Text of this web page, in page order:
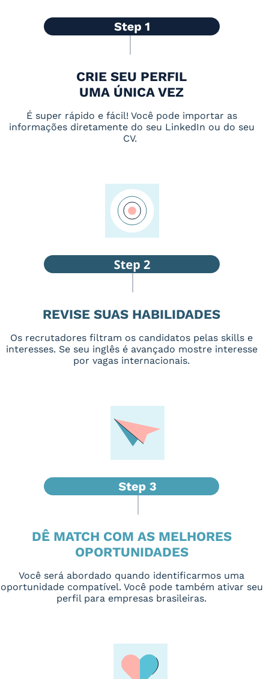
CRIE SEU PERFIL
UMA ÚNICA VEZ
É super rápido e fácil! Você pode importar as
informações diretamente do seu LinkedIn ou do seu
CV.
REVISE SUAS HABILIDADES
Os recrutadores filtram os candidatos pelas skills e
interesses. Se seu inglês é avançado mostre interesse
por vagas internacionais.
DÊ MATCH COM AS MELHORES
OPORTUNIDADES
Você será abordado quando identificarmos uma
oportunidade compatível. Você pode também ativar seu
perfil para empresas brasileiras.